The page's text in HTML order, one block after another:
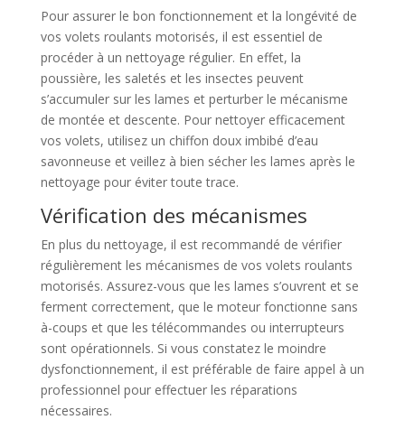
Pour assurer le bon fonctionnement et la longévité de
vos volets roulants motorisés, il est essentiel de
procéder à un nettoyage régulier. En effet, la
poussière, les saletés et les insectes peuvent
s’accumuler sur les lames et perturber le mécanisme
de montée et descente. Pour nettoyer efficacement
vos volets, utilisez un chiffon doux imbibé d’eau
savonneuse et veillez à bien sécher les lames après le
nettoyage pour éviter toute trace.
Vérification des mécanismes
En plus du nettoyage, il est recommandé de vérifier
régulièrement les mécanismes de vos volets roulants
motorisés. Assurez-vous que les lames s’ouvrent et se
ferment correctement, que le moteur fonctionne sans
à-coups et que les télécommandes ou interrupteurs
sont opérationnels. Si vous constatez le moindre
dysfonctionnement, il est préférable de faire appel à un
professionnel pour effectuer les réparations
nécessaires.